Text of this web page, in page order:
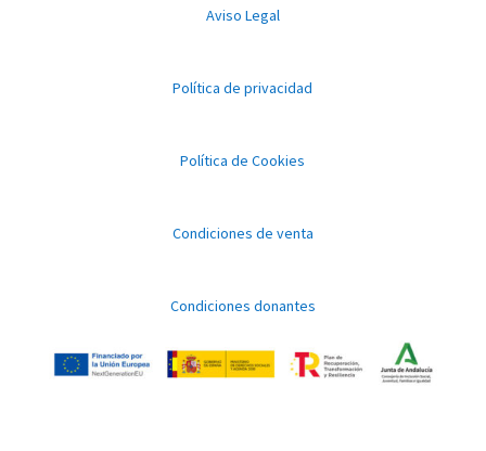
Aviso Legal
Política de privacidad
Política de Cookies
Condiciones de venta
Condiciones donantes